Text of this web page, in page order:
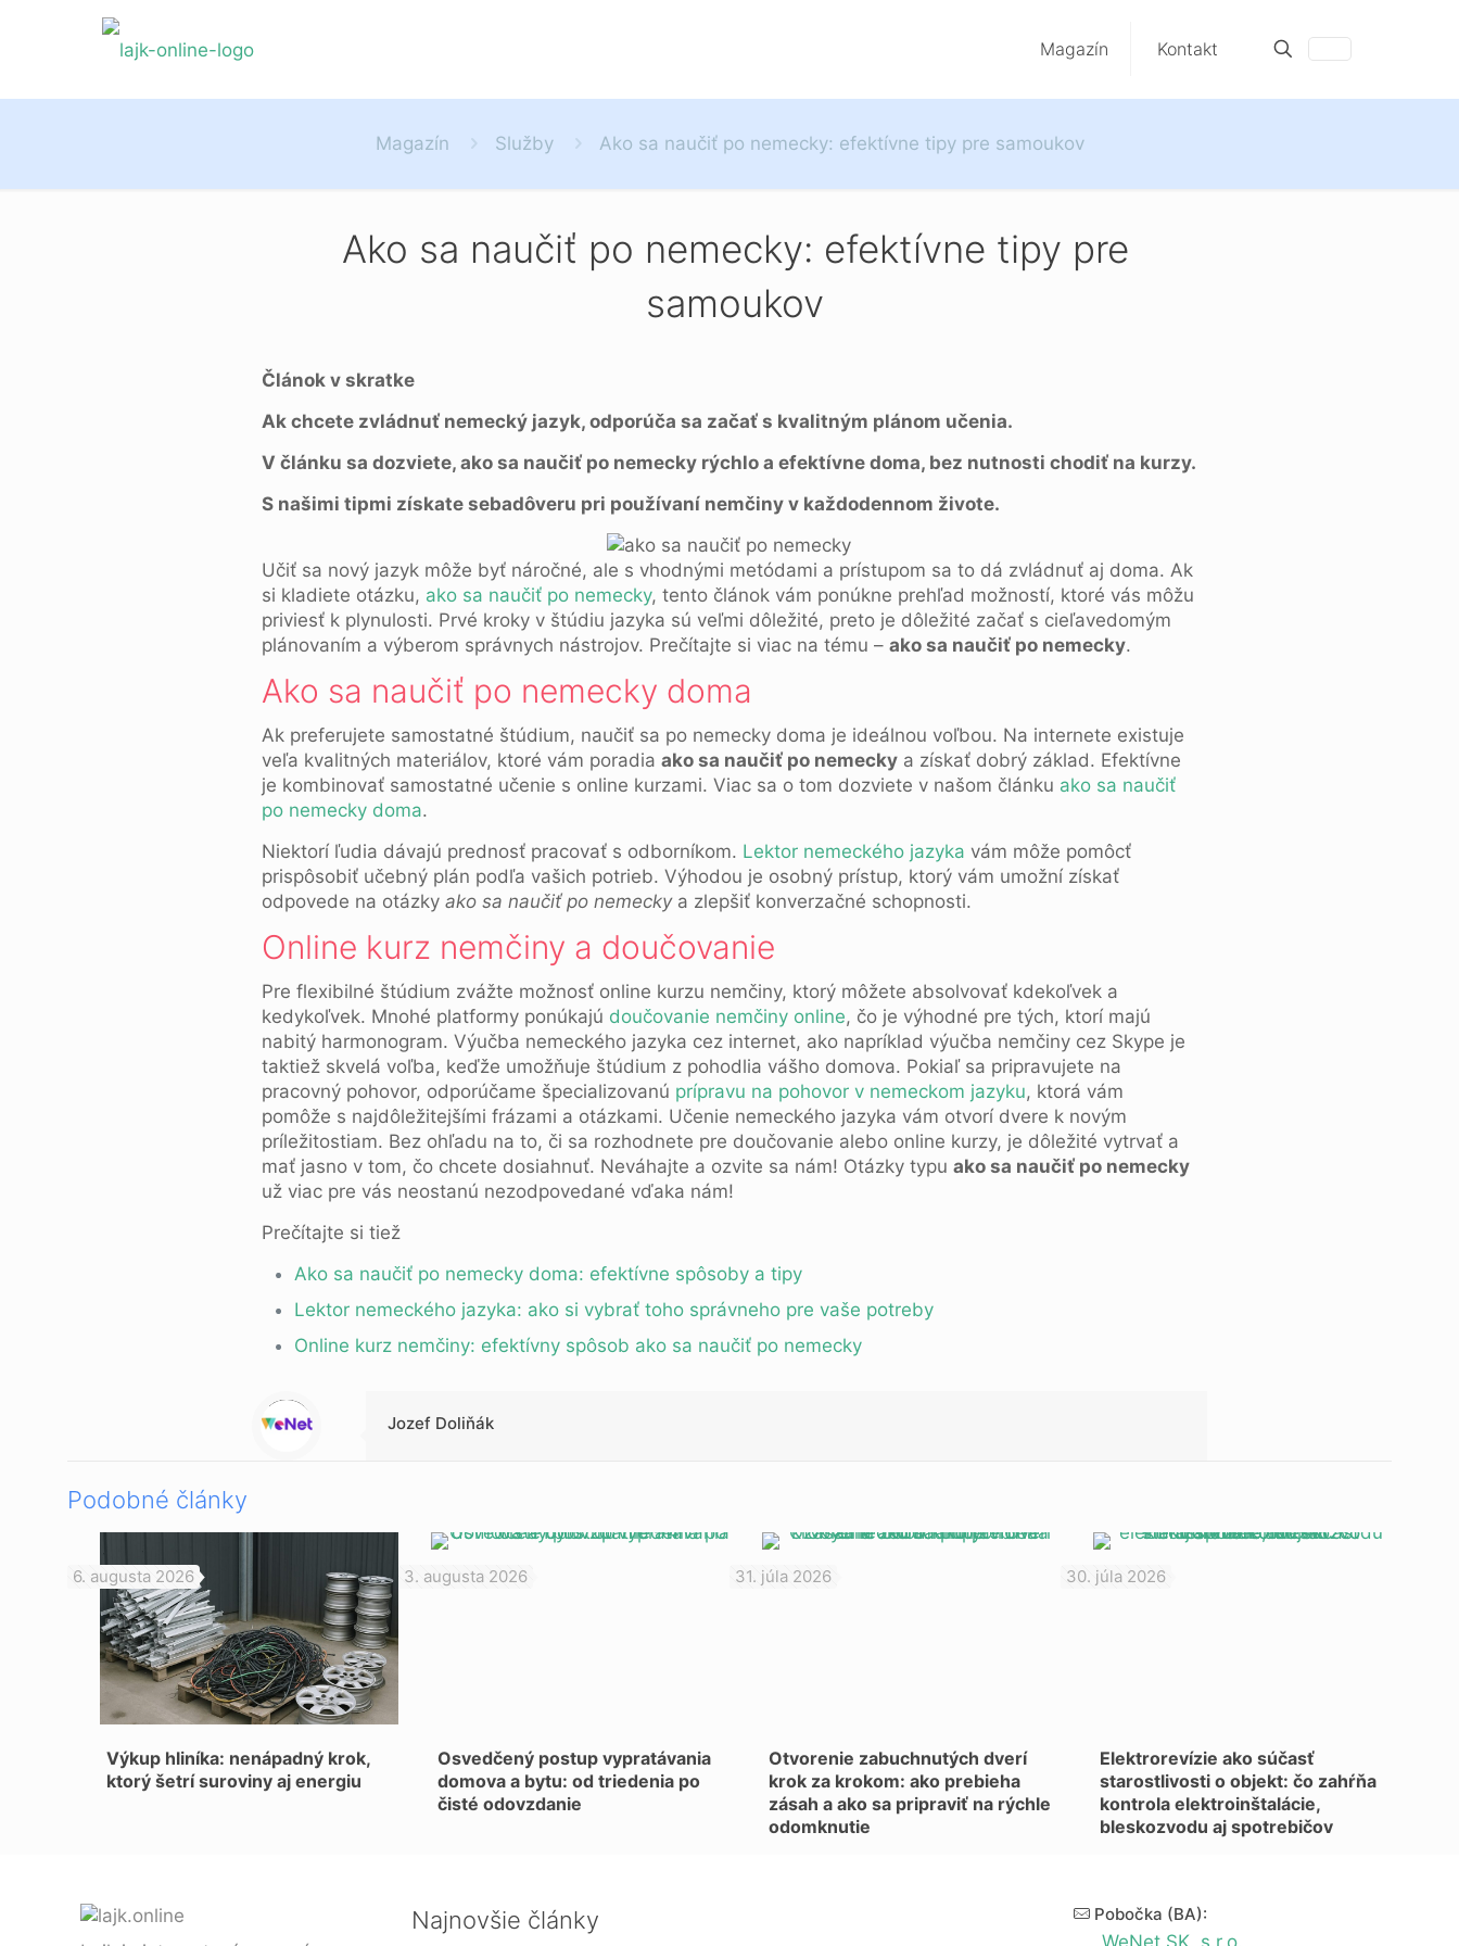
Magazín Kontakt
Magazín Služby Ako sa naučiť po nemecky: efektívne tipy pre samoukov
Ako sa naučiť po nemecky: efektívne tipy pre
samoukov
Článok v skratke
Ak chcete zvládnuť nemecký jazyk, odporúča sa začať s kvalitným plánom učenia.
V článku sa dozviete, ako sa naučiť po nemecky rýchlo a efektívne doma, bez nutnosti chodiť na kurzy.
S našimi tipmi získate sebadôveru pri používaní nemčiny v každodennom živote.
Učiť sa nový jazyk môže byť náročné, ale s vhodnými metódami a prístupom sa to dá zvládnuť aj doma. Ak
si kladiete otázku, ako sa naučiť po nemecky, tento článok vám ponúkne prehľad možností, ktoré vás môžu
priviesť k plynulosti. Prvé kroky v štúdiu jazyka sú veľmi dôležité, preto je dôležité začať s cieľavedomým
plánovaním a výberom správnych nástrojov. Prečítajte si viac na tému – ako sa naučiť po nemecky.
Ako sa naučiť po nemecky doma
Ak preferujete samostatné štúdium, naučiť sa po nemecky doma je ideálnou voľbou. Na internete existuje
veľa kvalitných materiálov, ktoré vám poradia ako sa naučiť po nemeckya získať dobrý základ. Efektívne
je kombinovať samostatné učenie s online kurzami. Viac sa o tom dozviete v našom článku ako sa naučiť
po nemecky doma.
Niektorí ľudia dávajú prednosť pracovať s odborníkom. Lektor nemeckého jazyka vám môže pomôcť
prispôsobiť učebný plán podľa vašich potrieb. Výhodou je osobný prístup, ktorý vám umožní získať
odpovede na otázky ako sa naučiť po nemeckya zlepšiť konverzačné schopnosti.
Online kurz nemčiny a doučovanie
Pre flexibilné štúdium zvážte možnosť online kurzu nemčiny, ktorý môžete absolvovať kdekoľvek a
kedykoľvek. Mnohé platformy ponúkajú doučovanie nemčiny online, čo je výhodné pre tých, ktorí majú
nabitý harmonogram. Výučba nemeckého jazyka cez internet, ako napríklad výučba nemčiny cez Skype je
taktiež skvelá voľba, keďže umožňuje štúdium z pohodlia vášho domova. Pokiaľ sa pripravujete na
pracovný pohovor, odporúčame špecializovanú prípravu na pohovor v nemeckom jazyku, ktorá vám
pomôže s najdôležitejšími frázami a otázkami. Učenie nemeckého jazyka vám otvorí dvere k novým
príležitostiam. Bez ohľadu na to, či sa rozhodnete pre doučovanie alebo online kurzy, je dôležité vytrvať a
mať jasno v tom, čo chcete dosiahnuť. Neváhajte a ozvite sa nám! Otázky typu ako sa naučiť po nemecky
už viac pre vás neostanú nezodpovedané vďaka nám!
Prečítajte si tiež
Ako sa naučiť po nemecky doma: efektívne spôsoby a tipy
Lektor nemeckého jazyka: ako si vybrať toho správneho pre vaše potreby
Online kurz nemčiny: efektívny spôsob ako sa naučiť po nemecky
Warning
: Trying to access array offset on null in
/data/1/d/1da9a732-fb3a-4804-a40f-d46885ca54ae/lajk.online/web/wp-content/themes/betheme-child/includes/content-single.php
on line
286
Jozef Doliňák
Podobné články
6. augusta 2026
Výkup hliníka: nenápadný krok,
ktorý šetrí suroviny aj energiu
3. augusta 2026
Osvedčený postup vypratávania
domova a bytu: od triedenia po
čisté odovzdanie
31. júla 2026
Otvorenie zabuchnutých dverí
krok za krokom: ako prebieha
zásah a ako sa pripraviť na rýchle
odomknutie
30. júla 2026
Elektrorevízie ako súčasť
starostlivosti o objekt: čo zahŕňa
kontrola elektroinštalácie,
bleskozvodu aj spotrebičov
Najnovšie články Pobočka (BA):
WeNet SK, s.r.o.